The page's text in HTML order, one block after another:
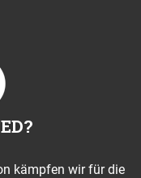
kämpfen wir für die